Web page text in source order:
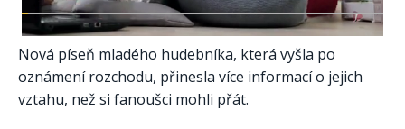
Nová píseň mladého hudebníka, která vyšla po
oznámení rozchodu, přinesla více informací o jejich
vztahu, než si fanoušci mohli přát.